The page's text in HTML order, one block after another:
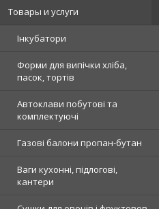
Товары и услуги
Інкубатори
Форми для випічки хліба,
пасок, тортів
Автоклави побутові та
комплектуючі
Газові балони пропан-бутан
Ваги кухонні, підлогові,
кантери